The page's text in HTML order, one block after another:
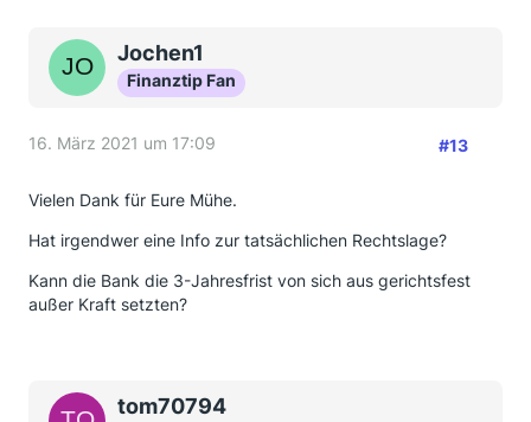
Jochen1
Finanztip Fan
16. März 2021 um 17:09 #13
Vielen Dank für Eure Mühe.
Hat irgendwer eine Info zur tatsächlichen Rechtslage?
Kann die Bank die 3-Jahresfrist von sich aus gerichtsfest
außer Kraft setzten?
tom70794